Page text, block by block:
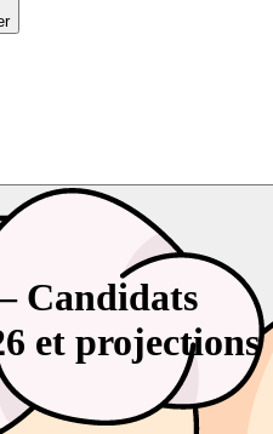
Candidats
et projections